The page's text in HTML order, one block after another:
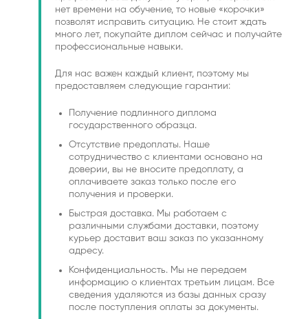
нет времени на обучение, то новые «корочки»
позволят исправить ситуацию. Не стоит ждать
много лет, покупайте диплом сейчас и получайте
профессиональные навыки.
Для нас важен каждый клиент, поэтому мы
предоставляем следующие гарантии:
Получение подлинного диплома
государственного образца.
Отсутствие предоплаты. Наше
сотрудничество с клиентами основано на
доверии, вы не вносите предоплату, а
оплачиваете заказ только после его
получения и проверки.
Быстрая доставка. Мы работаем с
различными службами доставки, поэтому
курьер доставит ваш заказ по указанному
адресу.
Конфиденциальность. Мы не передаем
информацию о клиентах третьим лицам. Все
сведения удаляются из базы данных сразу
после поступления оплаты за документы.